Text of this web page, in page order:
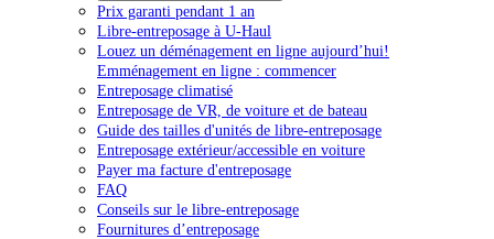
Prix garanti pendant 1 an
Libre-entreposage à U-Haul
Louez un déménagement en ligne aujourd’hui!
Emménagement en ligne : commencer
Entreposage climatisé
Entreposage de VR, de voiture et de bateau
Guide des tailles d'unités de libre-entreposage
Entreposage extérieur/accessible en voiture
Payer ma facture d'entreposage
FAQ
Conseils sur le libre-entreposage
Fournitures d’entreposage